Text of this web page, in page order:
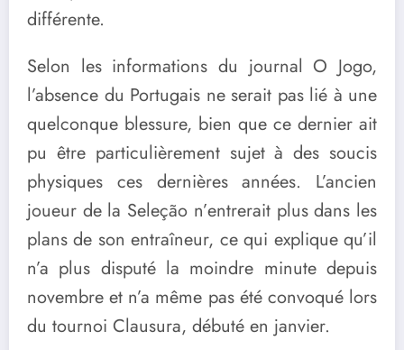
différente.
Selon les informations du journal O Jogo,
l’absence du Portugais ne serait pas lié à une
quelconque blessure, bien que ce dernier ait
pu être particulièrement sujet à des soucis
physiques ces dernières années. L’ancien
joueur de la Seleção n’entrerait plus dans les
plans de son entraîneur, ce qui explique qu’il
n’a plus disputé la moindre minute depuis
novembre et n’a même pas été convoqué lors
du tournoi Clausura, débuté en janvier.